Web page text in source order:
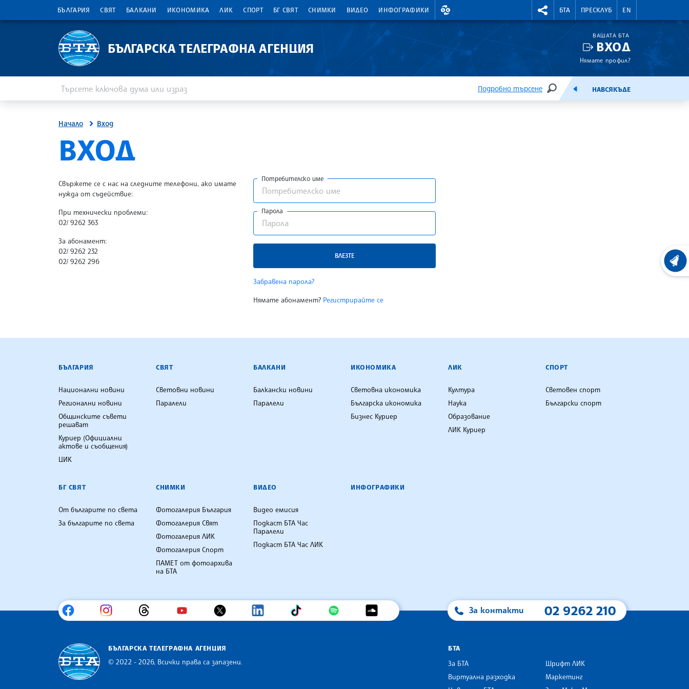
БЪЛГАРИЯ СВЯТ БАЛКАНИ ИКОНОМИКА ЛИК СПОРТ БГ СВЯТ СНИМКИ ВИДЕО ИНФОГРАФИКИ
ВАЛУТНИ КУРСОВЕ RIGHTMENU.SOCIAL
БТА ПРЕСКЛУБ EN
БЪЛГАРСКА ТЕЛЕГРАФНА АГЕНЦИЯ
ВАШАТА БТА
ВХОД
Нямате профил?
Подробно търсене
ТЪРСЕНЕЕМИСИЯНАВСЯКЪДЕ
Начало Вход
SITE.BTA
ВХОД
Свържете се с нас на следните телефони, ако имате
нужда от съдействие:
При технически проблеми:
02/ 9262 363
За абонамент:
02/ 9262 232
02/ 9262 296
Потребителско име
Парола
ВЛЕЗТЕ
Забравена парола?
Нямате абонамент? Регистрирайте се
БЪЛГАРСКА ТЕЛЕГРАФНА АГЕНЦИЯ
БЪЛГАРИЯ
Национални новини
Регионални новини
Общинските съвети
решават
Куриер (Официални
актове и съобщения)
ЦИК
СВЯТ
Световни новини
Паралели
БАЛКАНИ
Балкански новини
Паралели
ИКОНОМИКА
Световна икономика
Българска икономика
Бизнес Куриер
ЛИК
Култура
Наука
Образование
ЛИК Куриер
СПОРТ
Световен спорт
Български спорт
БГ СВЯТ
От българите по света
За българите по света
СНИМКИ
Фотогалерия България
Фотогалерия Свят
Фотогалерия ЛИК
Фотогалерия Спорт
ПАМЕТ от фотоархива
на БТА
ВИДЕО
Видео емисия
Подкаст БТА Час
Паралели
Подкаст БТА Час ЛИК
ИНФОГРАФИКИ
За контакти 02 9262 210
БЪЛГАРСКА ТЕЛЕГРАФНА АГЕНЦИЯ
© 2022 - 2026, Всички права са запазени.
БТА
За БТА
Виртуална разходка
Шрифт ЛИК
Маркетинг